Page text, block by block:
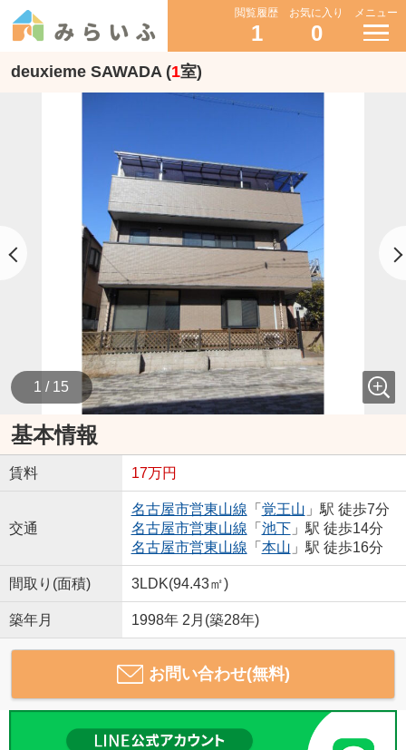
閲覧履歴
1
お気に入り
0
メニュー
deuxieme SAWADA (1室)
1 / 15
基本情報
賃料 17万円
交通
名古屋市営東山線 「 覚王山 」駅 徒歩7分
名古屋市営東山線 「 池下」駅 徒歩14分
名古屋市営東山線 「 本山 」駅 徒歩16分
間取り(面積) 3LDK(94.43㎡)
築年月 1998年 2月(築28年)
お問い合わせ(無料)